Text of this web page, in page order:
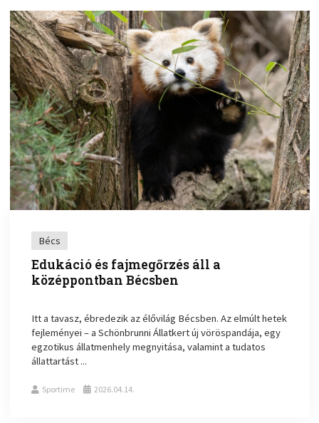
Bécs
Edukáció és fajmegőrzés áll a
középpontban Bécsben
Itt a tavasz, ébredezik az élővilág Bécsben. Az elmúlt hetek
fejleményei – a Schönbrunni Állatkert új vöröspandája, egy
egzotikus állatmenhely megnyitása, valamint a tudatos
állattartást ...
Sportime 2026.04.14.